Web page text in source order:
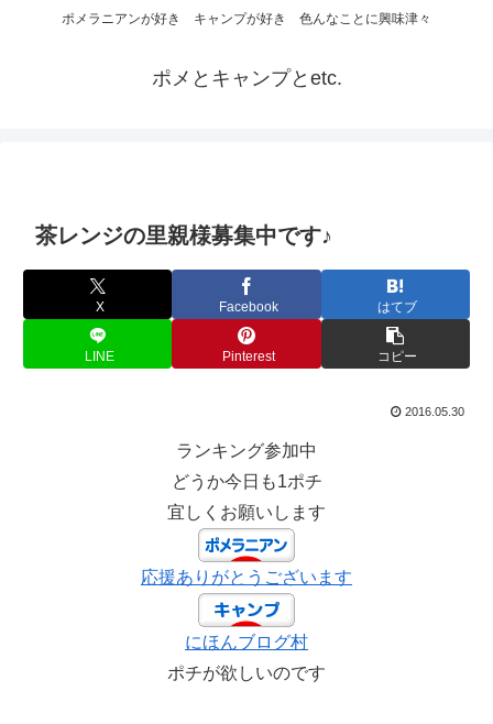
ポメラニアンが好き キャンプが好き 色んなことに興味津々
ポメとキャンプとetc.
茶レンジの里親様募集中です♪
X Facebook はてブ
LINE Pinterest コピー
2016.05.30
ランキング参加中
どうか今日も1ポチ
宜しくお願いします
応援ありがとうございます
にほんブログ村
ポチが欲しいのです